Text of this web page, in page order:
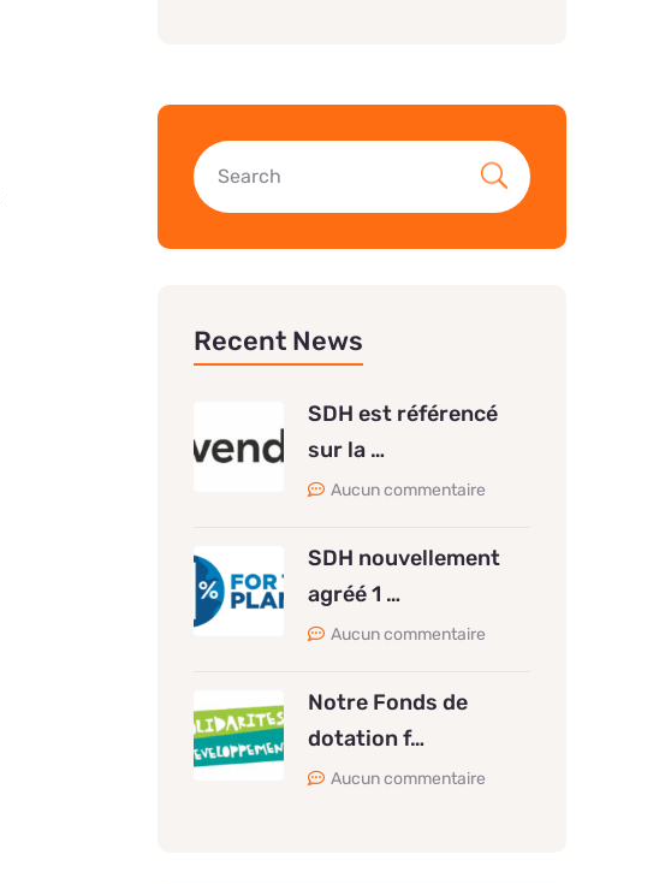
Recent News
SDH est référencé
sur la …
Aucun commentaire
SDH nouvellement
agréé 1 …
Aucun commentaire
Notre Fonds de
dotation f…
Aucun commentaire